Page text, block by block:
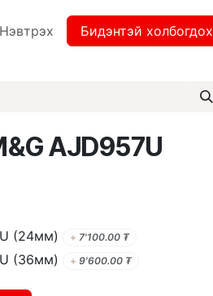
Нэвтрэх Бидэнтэй холбогдох
Нано скоч M&G AJD957U
(24мм) + 7'100.00₮
(36мм) + 9'600.00₮